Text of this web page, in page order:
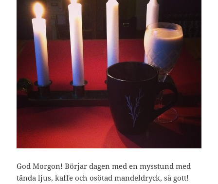
God Morgon! Börjar dagen med en mysstund med
tända ljus, kaffe och osötad mandeldryck, så gott!